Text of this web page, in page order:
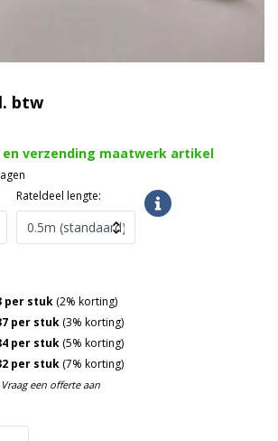
btw
verzending maatwerk artikel
Rateldeel lengte:
per stuk (2% korting)
per stuk (3% korting)
per stuk (5% korting)
per stuk (7% korting)
een offerte aan